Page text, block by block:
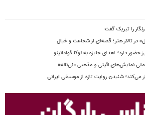
را تبریک گفت
تالار هنر؛ قصه‌ای از شجاعت و خیال
دارد؛ اهدای جایزه به لوکا گوادانینو
نمایش‌های آئینی و مذهبی «نی‌ناله»
شنیدن روایت تازه از موسیقی ایرانی